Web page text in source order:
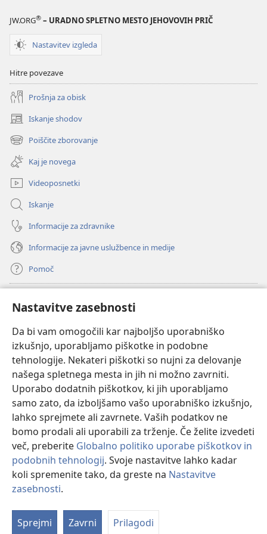
Nastavitve zasebnosti
Da bi vam omogočili kar najboljšo uporabniško
izkušnjo, uporabljamo piškotke in podobne
tehnologije. Nekateri piškotki so nujni za delovanje
našega spletnega mesta in jih ni možno zavrniti.
Uporabo dodatnih piškotkov, ki jih uporabljamo
samo zato, da izboljšamo vašo uporabniško izkušnjo,
lahko sprejmete ali zavrnete. Vaših podatkov ne
bomo prodali ali uporabili za trženje. Če želite izvedeti
več, preberite Globalno politiko uporabe piškotkov in
podobnih tehnologij. Svoje nastavitve lahko kadar
koli spremenite tako, da greste na Nastavitve
zasebnosti.
Sprejmi Zavrni Prilagodi
2021)
JW.ORG® – URADNO SPLETNO MESTO JEHOVOVIH PRIČ
Nastavitev izgleda
Hitre povezave
Prošnja za obisk
Iskanje shodov
(odpre
novo
okno)
Poiščite zborovanje
(odpre
novo
okno)
Kaj je novega
Videoposnetki
Iskanje
Informacije za zdravnike
Informacije za javne uslužbence in medije
Pomoč
(odpre
novo
okno) Watchtowerjeva SPLETNA KNJIŽNICA™
(odpre
novo
okno) JW Hub
(odpre
novo
okno)JW Library
Watchtower Library
Copyright© 2026 Watch Tower Bible and Tract Society of Pennsylvania.
POGOJI UPORABE